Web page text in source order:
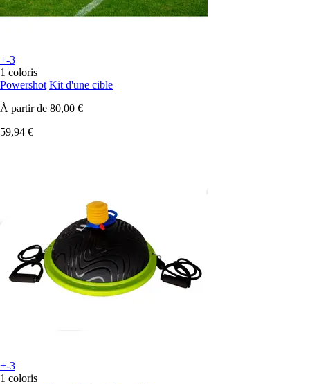
+-3
1 coloris
Powershot Kit d'une cible
À partir de 80,00 €
59,94 €
+-3
1 coloris